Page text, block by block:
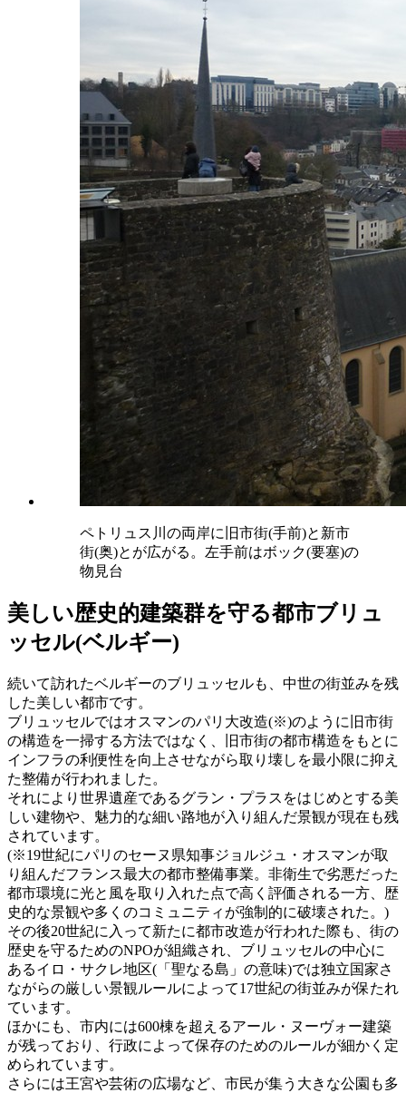
ペトリュス川の両岸に旧市街(手前)と新市
街(奥)とが広がる。左手前はボック(要塞)の
物見台
美しい歴史的建築群を守る都市ブリュ
ッセル(ベルギー)
続いて訪れたベルギーのブリュッセルも、中世の街並みを残
した美しい都市です。
ブリュッセルではオスマンのパリ大改造(※)のように旧市街
の構造を一掃する方法ではなく、旧市街の都市構造をもとに
インフラの利便性を向上させながら取り壊しを最小限に抑え
た整備が行われました。
それにより世界遺産であるグラン・プラスをはじめとする美
しい建物や、魅力的な細い路地が入り組んだ景観が現在も残
されています。
(※19世紀にパリのセーヌ県知事ジョルジュ・オスマンが取
り組んだフランス最大の都市整備事業。非衛生で劣悪だった
都市環境に光と風を取り入れた点で高く評価される一方、歴
史的な景観や多くのコミュニティが強制的に破壊された。)
その後20世紀に入って新たに都市改造が行われた際も、街の
歴史を守るためのNPOが組織され、ブリュッセルの中心に
あるイロ・サクレ地区(「聖なる島」の意味)では独立国家さ
ながらの厳しい景観ルールによって17世紀の街並みが保たれ
ています。
ほかにも、市内には600棟を超えるアール・ヌーヴォー建築
が残っており、行政によって保存のためのルールが細かく定
められています。
さらには王宮や芸術の広場など、市民が集う大きな公園も多